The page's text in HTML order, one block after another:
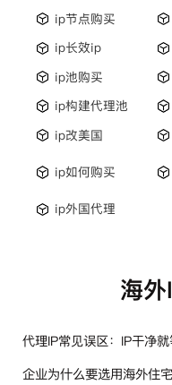
ip节点购买
ip长效ip
ip池购买
ip构建代理池
ip改美国
ip如何购买
ip外国代理
海
代理IP常见误区：IP干净就